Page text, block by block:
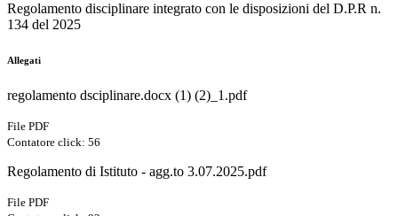
Regolamento disciplinare integrato con le disposizioni del D.P.R n.
134 del 2025
Allegati
regolamento dsciplinare.docx (1) (2)_1.pdf
File PDF
Contatore click: 56
Regolamento di Istituto - agg.to 3.07.2025.pdf
File PDF